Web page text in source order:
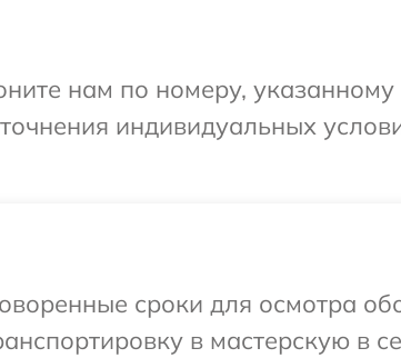
нам по номеру, указанному
индивидуальных
сроки для осмотра
в мастерскую в